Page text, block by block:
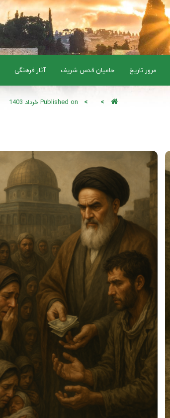
مرور تاریخ حامیان قدس شریف آثار فرهنگی
Published on خرداد 1403